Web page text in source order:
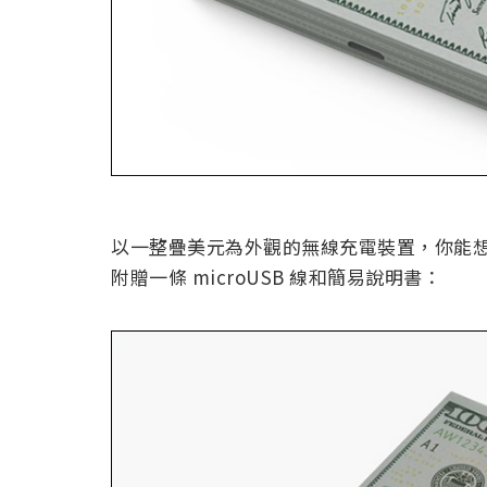
以一整疊美元為外觀的無線充電裝置，你能
附贈一條 microUSB 線和簡易說明書：